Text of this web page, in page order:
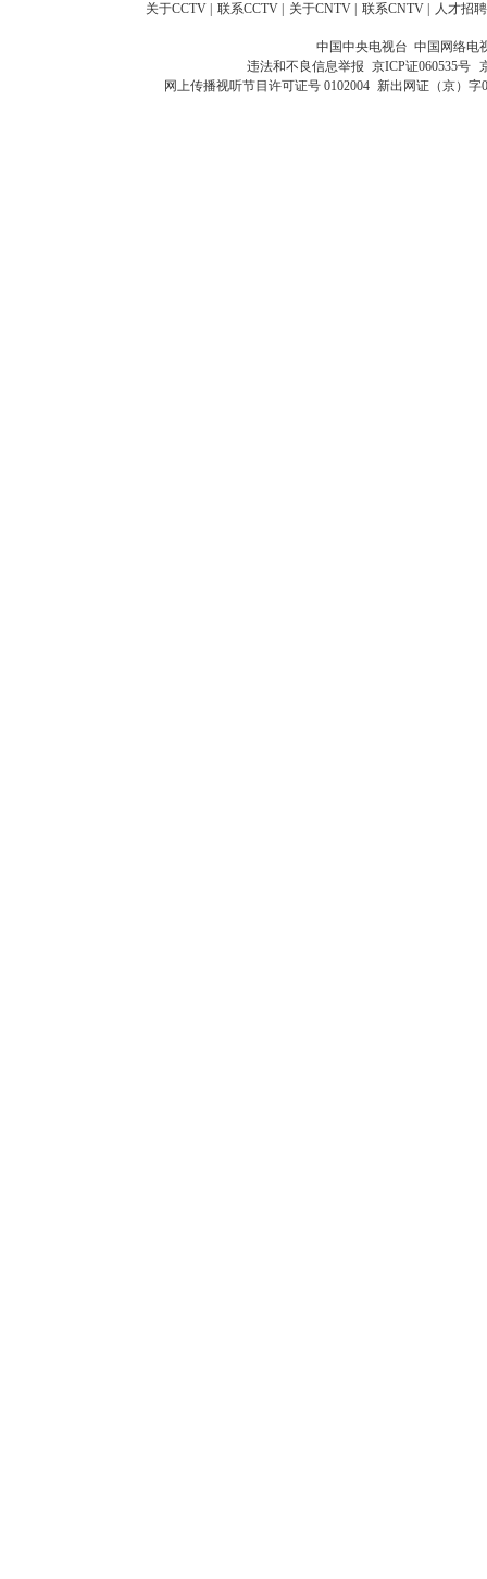
关于CCTV 联系CCTV 关于CNTV 联系CNTV 人才招聘
中国中央电视台 中国网络电
违法和不良信息举报 京ICP证060535号
网上传播视听节目许可证号 0102004 新出网证（京）